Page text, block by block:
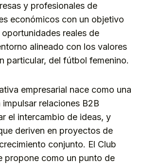
y profesionales de
económicos con un objetivo
reales de
alineado con los valores
particular, del fútbol femenino.
empresarial nace como una
relaciones B2B
el intercambio de ideas, y
deriven en proyectos de
conjunto. El Club
propone como un punto de